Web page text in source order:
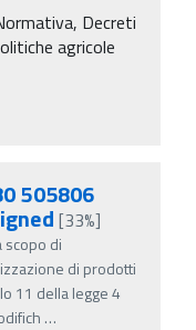
Decreti
agricole
505806
[33%]
scopo di
di prodotti
11 della legge 4
…